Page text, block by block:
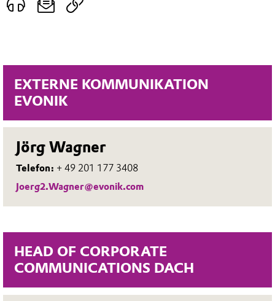
EXTERNE KOMMUNIKATION
EVONIK
Jörg Wagner
Telefon: + 49 201 177 3408
Joerg2.Wagner@evonik.com
HEAD OF CORPORATE
COMMUNICATIONS DACH